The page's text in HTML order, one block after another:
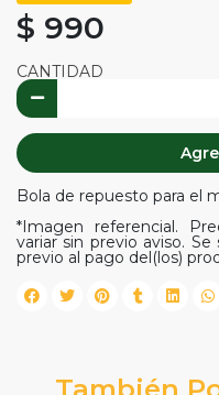
$ 990
CANTIDAD
Bola de repuesto para el
*Imagen referencial.
variar sin previo aviso.
previo al pago del(los)
También